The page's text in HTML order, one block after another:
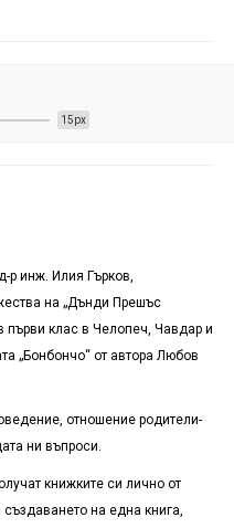
15px
р инж. Илия Гърков,
на „Дънди Прешъс
първи клас в Челопеч, Чавдар и
„Бонбончо“ от автора Любов
отношение родители-
ни въпроси.
книжките си лично от
на една книга,